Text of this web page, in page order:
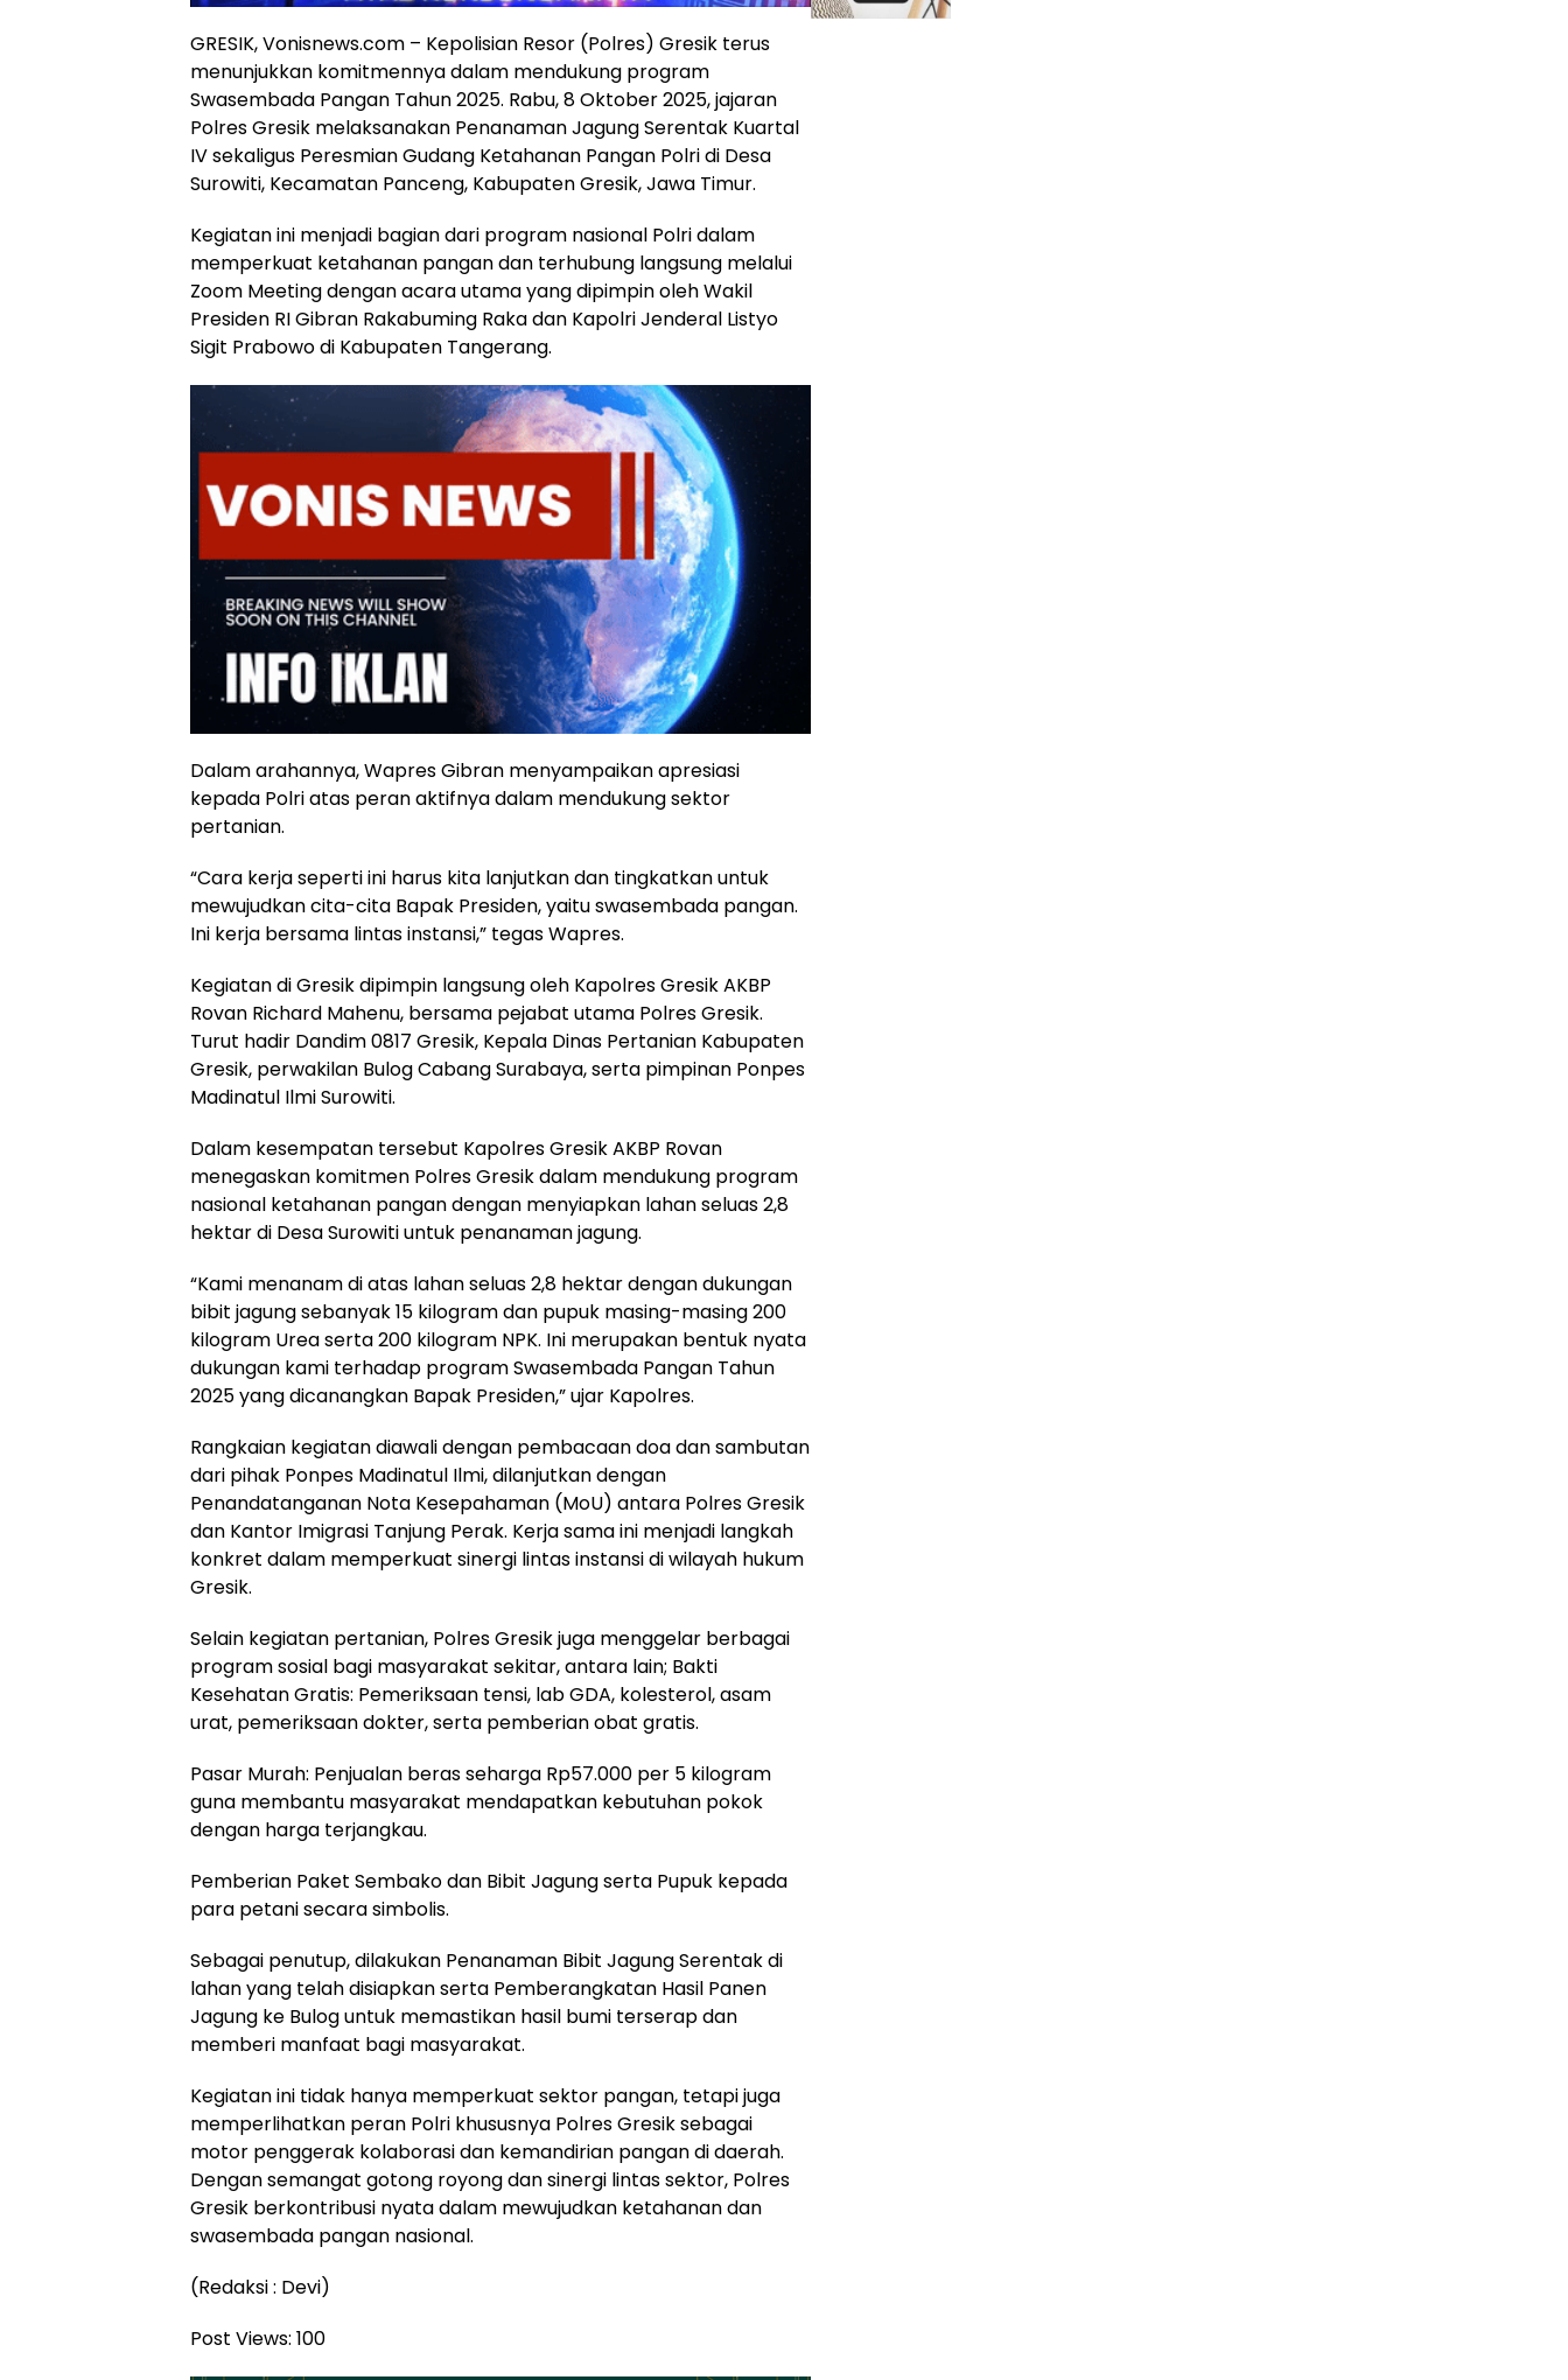
GRESIK, Vonisnews.com – Kepolisian Resor (Polres) Gresik terus
menunjukkan komitmennya dalam mendukung program
Swasembada Pangan Tahun 2025. Rabu, 8 Oktober 2025, jajaran
Polres Gresik melaksanakan Penanaman Jagung Serentak Kuartal
IV sekaligus Peresmian Gudang Ketahanan Pangan Polri di Desa
Surowiti, Kecamatan Panceng, Kabupaten Gresik, Jawa Timur.
Kegiatan ini menjadi bagian dari program nasional Polri dalam
memperkuat ketahanan pangan dan terhubung langsung melalui
Zoom Meeting dengan acara utama yang dipimpin oleh Wakil
Presiden RI Gibran Rakabuming Raka dan Kapolri Jenderal Listyo
Sigit Prabowo di Kabupaten Tangerang.
Dalam arahannya, Wapres Gibran menyampaikan apresiasi
kepada Polri atas peran aktifnya dalam mendukung sektor
pertanian.
“Cara kerja seperti ini harus kita lanjutkan dan tingkatkan untuk
mewujudkan cita-cita Bapak Presiden, yaitu swasembada pangan.
Ini kerja bersama lintas instansi,” tegas Wapres.
Kegiatan di Gresik dipimpin langsung oleh Kapolres Gresik AKBP
Rovan Richard Mahenu, bersama pejabat utama Polres Gresik.
Turut hadir Dandim 0817 Gresik, Kepala Dinas Pertanian Kabupaten
Gresik, perwakilan Bulog Cabang Surabaya, serta pimpinan Ponpes
Madinatul Ilmi Surowiti.
Dalam kesempatan tersebut Kapolres Gresik AKBP Rovan
menegaskan komitmen Polres Gresik dalam mendukung program
nasional ketahanan pangan dengan menyiapkan lahan seluas 2,8
hektar di Desa Surowiti untuk penanaman jagung.
“Kami menanam di atas lahan seluas 2,8 hektar dengan dukungan
bibit jagung sebanyak 15 kilogram dan pupuk masing-masing 200
kilogram Urea serta 200 kilogram NPK. Ini merupakan bentuk nyata
dukungan kami terhadap program Swasembada Pangan Tahun
2025 yang dicanangkan Bapak Presiden,” ujar Kapolres.
Rangkaian kegiatan diawali dengan pembacaan doa dan sambutan
dari pihak Ponpes Madinatul Ilmi, dilanjutkan dengan
Penandatanganan Nota Kesepahaman (MoU) antara Polres Gresik
dan Kantor Imigrasi Tanjung Perak. Kerja sama ini menjadi langkah
konkret dalam memperkuat sinergi lintas instansi di wilayah hukum
Gresik.
Selain kegiatan pertanian, Polres Gresik juga menggelar berbagai
program sosial bagi masyarakat sekitar, antara lain; Bakti
Kesehatan Gratis: Pemeriksaan tensi, lab GDA, kolesterol, asam
urat, pemeriksaan dokter, serta pemberian obat gratis.
Pasar Murah: Penjualan beras seharga Rp57.000 per 5 kilogram
guna membantu masyarakat mendapatkan kebutuhan pokok
dengan harga terjangkau.
Pemberian Paket Sembako dan Bibit Jagung serta Pupuk kepada
para petani secara simbolis.
Sebagai penutup, dilakukan Penanaman Bibit Jagung Serentak di
lahan yang telah disiapkan serta Pemberangkatan Hasil Panen
Jagung ke Bulog untuk memastikan hasil bumi terserap dan
memberi manfaat bagi masyarakat.
Kegiatan ini tidak hanya memperkuat sektor pangan, tetapi juga
memperlihatkan peran Polri khususnya Polres Gresik sebagai
motor penggerak kolaborasi dan kemandirian pangan di daerah.
Dengan semangat gotong royong dan sinergi lintas sektor, Polres
Gresik berkontribusi nyata dalam mewujudkan ketahanan dan
swasembada pangan nasional.
(Redaksi : Devi)
Post Views: 100